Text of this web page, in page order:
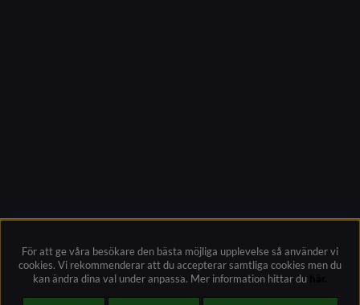
För att ge våra besökare den bästa möjliga upplevelse så använder vi
cookies. Vi rekommenderar att du accepterar samtliga cookies men du
kan ändra dina val under anpassa. Mer information hittar du